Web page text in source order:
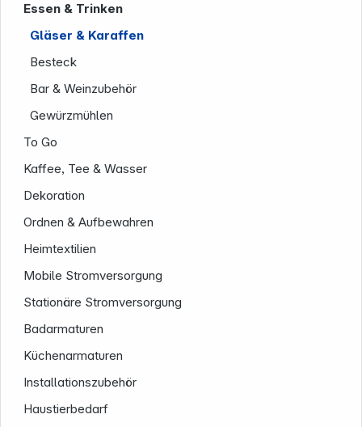
Essen & Trinken
Gläser & Karaffen
Besteck
Bar & Weinzubehör
Gewürzmühlen
To Go
Kaffee, Tee & Wasser
Dekoration
Ordnen & Aufbewahren
Heimtextilien
Mobile Stromversorgung
Stationäre Stromversorgung
Badarmaturen
Küchenarmaturen
Installationszubehör
Haustierbedarf
Informationen